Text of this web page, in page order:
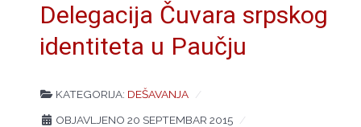
Delegacija Čuvara srpskog
identiteta u Paučju
KATEGORIJA: DEŠAVANJA
OBJAVLJENO 20 SEPTEMBAR 2015